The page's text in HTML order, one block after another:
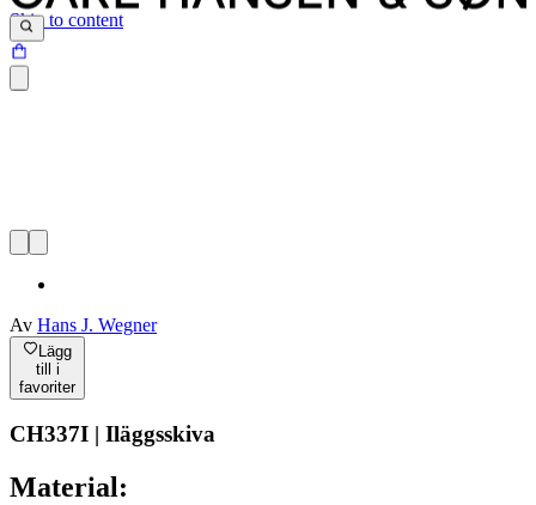
Skip to content
Av Hans J. Wegner
Lägg
till i
favoriter
CH337I | Iläggsskiva
Material: